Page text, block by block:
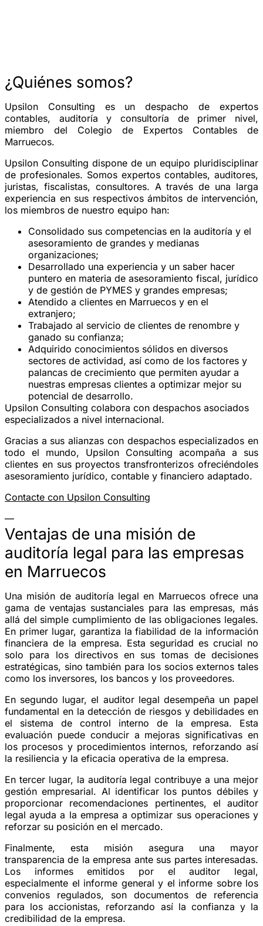
¿Quiénes somos?
Upsilon Consulting es un despacho de expertos
contables, auditoría y consultoría de primer nivel,
miembro del Colegio de Expertos Contables de
Marruecos.
Upsilon Consulting dispone de un equipo pluridisciplinar
de profesionales. Somos expertos contables, auditores,
juristas, fiscalistas, consultores. A través de una larga
experiencia en sus respectivos ámbitos de intervención,
los miembros de nuestro equipo han:
Consolidado sus competencias en la auditoría y el
asesoramiento de grandes y medianas
organizaciones;
Desarrollado una experiencia y un saber hacer
puntero en materia de asesoramiento fiscal, jurídico
y de gestión de PYMES y grandes empresas;
Atendido a clientes en Marruecos y en el
extranjero;
Trabajado al servicio de clientes de renombre y
ganado su confianza;
Adquirido conocimientos sólidos en diversos
sectores de actividad, así como de los factores y
palancas de crecimiento que permiten ayudar a
nuestras empresas clientes a optimizar mejor su
potencial de desarrollo.
Upsilon Consulting colabora con despachos asociados
especializados a nivel internacional.
Gracias a sus alianzas con despachos especializados en
todo el mundo, Upsilon Consulting acompaña a sus
clientes en sus proyectos transfronterizos ofreciéndoles
asesoramiento jurídico, contable y financiero adaptado.
Contacte con Upsilon Consulting
—
Ventajas de una misión de
auditoría legal para las empresas
en Marruecos
Una misión de auditoría legal en Marruecos ofrece una
gama de ventajas sustanciales para las empresas, más
allá del simple cumplimiento de las obligaciones legales.
En primer lugar, garantiza la fiabilidad de la información
financiera de la empresa. Esta seguridad es crucial no
solo para los directivos en sus tomas de decisiones
estratégicas, sino también para los socios externos tales
como los inversores, los bancos y los proveedores.
En segundo lugar, el auditor legal desempeña un papel
fundamental en la detección de riesgos y debilidades en
el sistema de control interno de la empresa. Esta
evaluación puede conducir a mejoras significativas en
los procesos y procedimientos internos, reforzando así
la resiliencia y la eficacia operativa de la empresa.
En tercer lugar, la auditoría legal contribuye a una mejor
gestión empresarial. Al identificar los puntos débiles y
proporcionar recomendaciones pertinentes, el auditor
legal ayuda a la empresa a optimizar sus operaciones y
reforzar su posición en el mercado.
Finalmente, esta misión asegura una mayor
transparencia de la empresa ante sus partes interesadas.
Los informes emitidos por el auditor legal,
especialmente el informe general y el informe sobre los
convenios regulados, son documentos de referencia
para los accionistas, reforzando así la confianza y la
credibilidad de la empresa.